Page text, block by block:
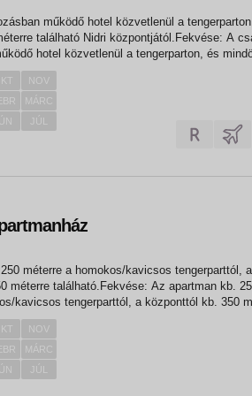
működő hotel közvetlenül a
található Nidri központjától.Fekvése: A
hotel közvetlenül a tengerparton, és
Szolgáltatások: A 40 szobával
NOV
MÁRC
JÚL
méterre a homokos/kavicsos tengerparttól, a
méterre található.Fekvése: Az apartman kb.
kavicsos tengerparttól, a központtól kb. 350
és...NOV
MÁRC
JÚL